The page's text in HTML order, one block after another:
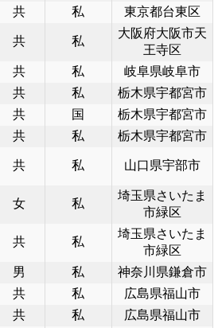
共 私 東京都台東区
共 私
大阪府大阪市天
王寺区
共 私
岐阜県岐阜市
共 私
栃木県宇都宮市
共 国
栃木県宇都宮市
共 私
栃木県宇都宮市
共 私 山口県宇部市
女 私
埼玉県さいたま
市緑区
共 私
埼玉県さいたま
市緑区
男 私
神奈川県鎌倉市
共 私
広島県福山市
共 私
広島県福山市